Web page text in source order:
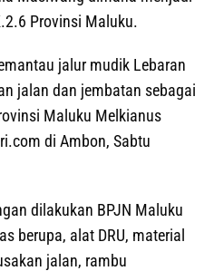
Provinsi Maluku.
jalur mudik Lebaran
jalan dan jembatan sebagai
Maluku Melkianus
di Ambon, Sabtu
dilakukan BPJN Maluku
berupa, alat DRU, material
jalan, rambu